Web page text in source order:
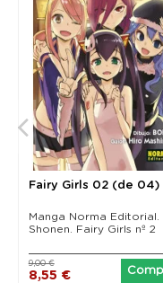
Fairy Girls 02 (de 04)
Manga Norma Editorial.
Shonen. Fairy Girls nº 2
8,55 €
9,00 €